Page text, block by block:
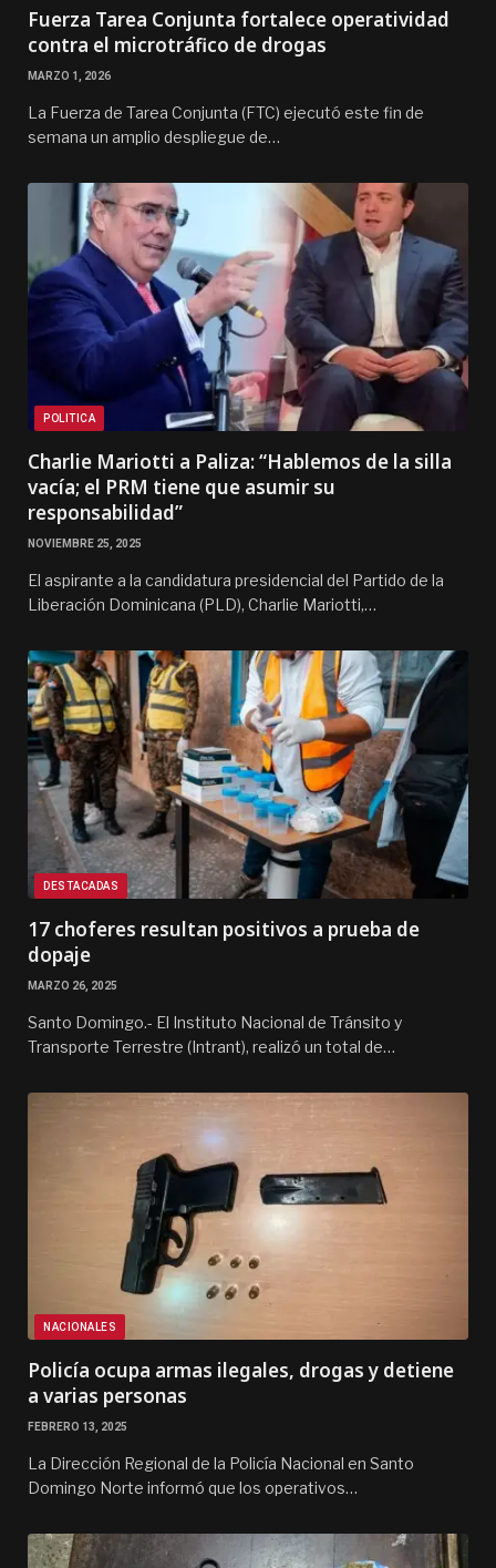
Fuerza Tarea Conjunta fortalece operatividad
contra el microtráfico de drogas
MARZO 1, 2026
La Fuerza de Tarea Conjunta (FTC) ejecutó este fin de
semana un amplio despliegue de…
POLITICA
Charlie Mariotti a Paliza: “Hablemos de la silla
vacía; el PRM tiene que asumir su
responsabilidad”
NOVIEMBRE 25, 2025
El aspirante a la candidatura presidencial del Partido de la
Liberación Dominicana (PLD), Charlie Mariotti,…
DESTACADAS
17 choferes resultan positivos a prueba de
dopaje
MARZO 26, 2025
Santo Domingo.- El Instituto Nacional de Tránsito y
Transporte Terrestre (Intrant), realizó un total de…
NACIONALES
Policía ocupa armas ilegales, drogas y detiene
a varias personas
FEBRERO 13, 2025
La Dirección Regional de la Policía Nacional en Santo
Domingo Norte informó que los operativos…